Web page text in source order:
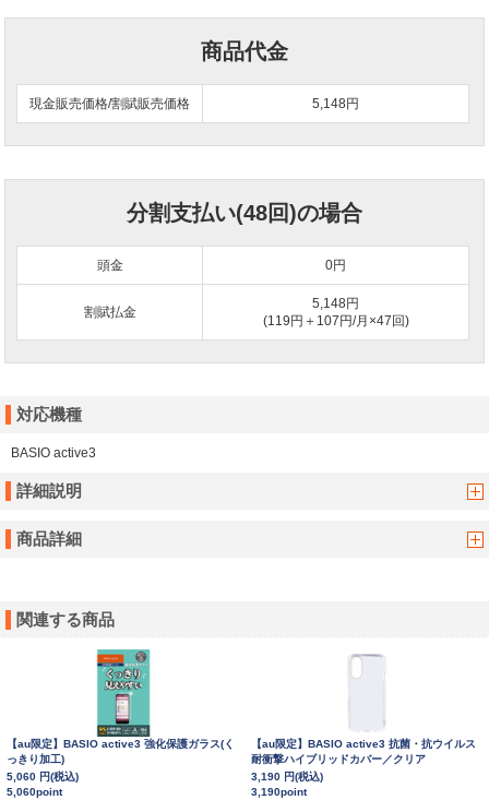
商品代金
現金販売価格/割賦販売価格 5,148円
分割支払い(48回)の場合
頭金 0円
割賦払金
5,148円
(119円＋107円/月×47回)
対応機種
BASIO active3
詳細説明
商品詳細
関連する商品
【au限定】BASIO active3 強化保護ガラス(く
っきり加工)
5,060 円(税込)
5,060point
【au限定】BASIO active3 抗菌・抗ウイルス
耐衝撃ハイブリッドカバー／クリア
3,190 円(税込)
3,190point